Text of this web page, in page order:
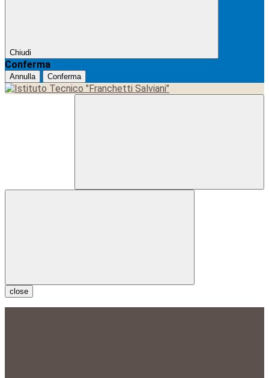
Chiudi
Conferma
Annulla Conferma
close